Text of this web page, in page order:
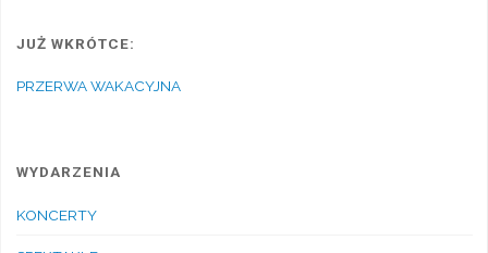
JUŻ WKRÓTCE:
PRZERWA WAKACYJNA
WYDARZENIA
KONCERTY